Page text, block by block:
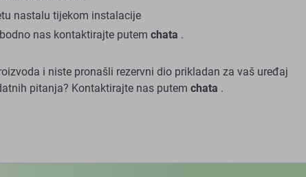
nastalu tijekom instalacije
nas kontaktirajte putem chata .
i niste pronašli rezervni dio prikladan za vaš uređaj
pitanja? Kontaktirajte nas putem chata .